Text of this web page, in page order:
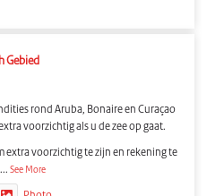
Gebied
rond Aruba, Bonaire en Curaçao
voorzichtig als u de zee op gaat.
extra voorzichtig te zijn en rekening te
...See More